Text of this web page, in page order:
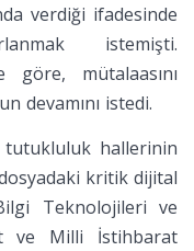
verdiği ifadesinde
istemişti.
mütalaasını
devamını istedi.
tutukluluk hallerinin
kritik dijital
Teknolojileri ve
ve Milli İstihbarat